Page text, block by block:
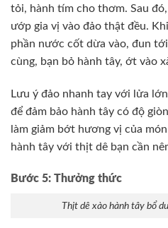
tỏi, hành tím cho thơm. Sau
ướp gia vị vào đảo thật đều.
phần nước cốt dừa vào, đun
cùng, bạn bỏ hành tây, ớt vào
Lưu ý đảo nhanh tay với lửa
để đảm bảo hành tây có độ
làm giảm bớt hương vị của
hành tây với thịt dê bạn cần
Bước 5: Thưởng thức
Thịt dê xào hành tây bổ